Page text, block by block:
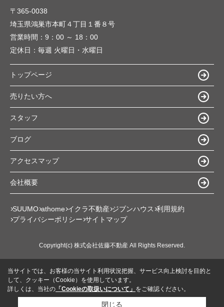
〒365-0038
埼玉県鴻巣市本町４丁目１番８号
営業時間： 9：00 ～ 18：00
定休日： 毎週 火曜日・水曜日
トップページ
売りたい方へ
スタッフ
ブログ
アクセスマップ
会社概要
SUUMO athome イクラ不動産 ジブンハウス 利用規約
プライバシーポリシー サイトマップ
Copyright(c) 株式会社佐藤不動産 All Rights Reserved.
当サイトでは、お客様の当サイト利用状況把握、サービス向上検討を目的と
して、クッキー（Cookie）を使用しています。
詳しくは、当社の 「Cookieの取扱いについて」 をご確認ください。
閉じる